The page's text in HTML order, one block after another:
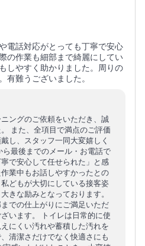
電話対応がとっても丁寧で安心
の作業も細部まで綺麗にしてい
しやすく助かりました。周りの
有難うございました。
ングのご依頼をいただき、誠
また、全項目で満点のご評価
し、スタッフ一同大変嬉しく
最後までのメール・お電話で
で安心して任せられた」と感
業中もお話しやすかったとの
どもが大切にしている接客姿
きな励みとなっております。
での仕上がりにご満足いただ
います。 トイレは日常的に使
にくい汚れや蓄積した汚れを
清潔さだけでなく快適さにも